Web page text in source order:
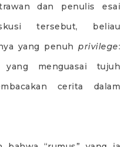
dan penulis esai
tersebut, beliau
yang penuh privilege:
menguasai tujuh
cerita dalam